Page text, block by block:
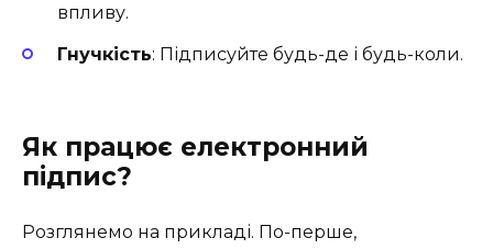
впливу.
Гнучкість: Підписуйте будь-де і будь-коли.
Як працює електронний
підпис?
Розглянемо на прикладі. По-перше,